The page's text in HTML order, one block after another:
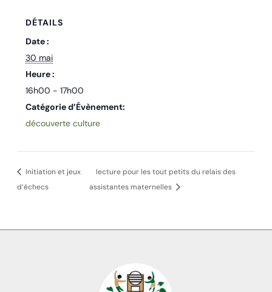
DÉTAILS
Date :
30 mai
Heure :
16h00 - 17h00
Catégorie d’Évènement:
découverte culture
Initiation et jeux
d’échecs
lecture pour les tout petits du relais des
assistantes maternelles